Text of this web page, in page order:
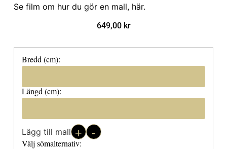
Se film om hur du gör en mall, här.
649,00 kr
Bredd (cm):
Längd (cm):
Lägg till mall + -
Välj sömalternativ: